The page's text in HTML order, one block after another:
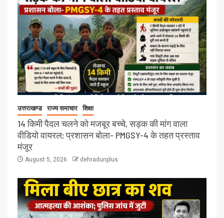
उत्तराखण्ड राज्य समाचार शिक्षा
14 किमी पैदल चलने को मजबूर बच्चे, सड़क की मांग वाला
वीडियो वायरल; प्रशासन बोला- PMGSY-4 के तहत प्रस्ताव
मंजूर
August 5, 2026 dehradunplus